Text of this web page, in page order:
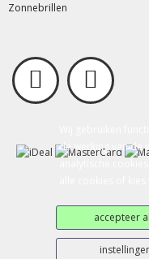
de werking van de
accepteer
Zonnebrillen